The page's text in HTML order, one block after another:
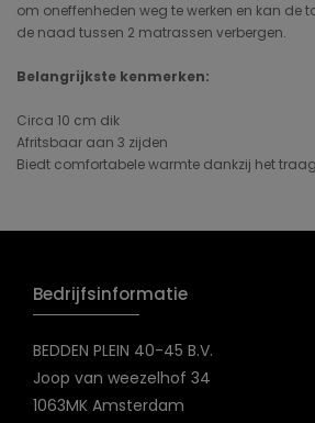
om oneffenheden weg te werken en kan de
de naad tussen 2 matrassen verbergen.
Belangrijkste kenmerken:
Circa 10 cm dik
Afritsbaar aan 3 zijden
Biedt comfortabele warmte dankzij het
Bedrijfsinformatie
BEDDEN PLEIN 40-45 B.V.
Joop van weezelhof 34
1063MK Amsterdam